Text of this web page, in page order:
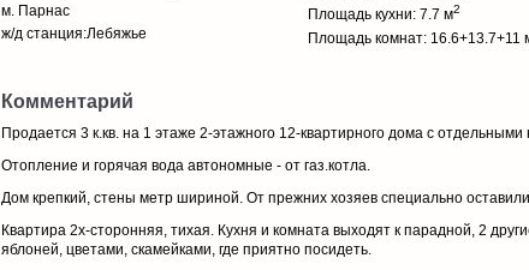
м. Парнас
ж/д станция:Лебяжье
Площадь кухни: 7.7 м2
Площадь комнат: 16.6+13.7+11
Комментарий
Продается 3 к.кв. на 1 этаже 2-этажного 12-квартирного дома с
Отопление и горячая вода автономные - от газ.котла.
Дом крепкий, стены метр шириной. От прежних хозяев специально
Квартира 2х-сторонняя, тихая. Кухня и комната выходят к парадной, 2
яблоней, цветами, скамейками, где приятно посидеть.